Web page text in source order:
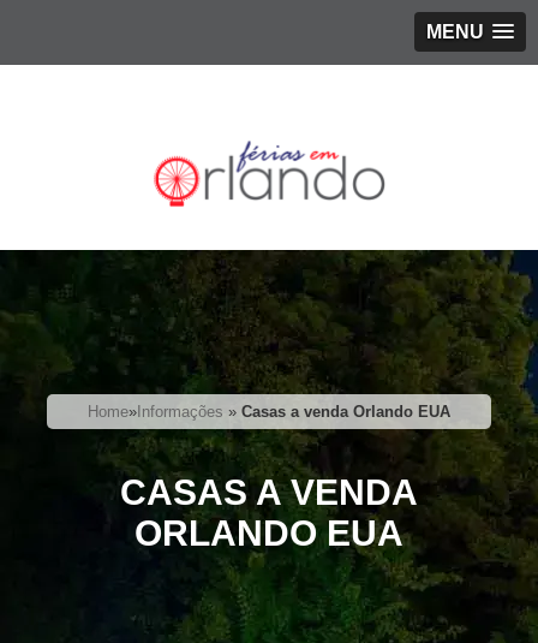
MENU
Home» Informações » Casas a venda Orlando EUA
CASAS A VENDA
ORLANDO EUA